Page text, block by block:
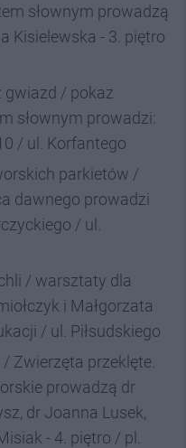
słownym prowadzą
Kisielewska - 3. piętro
gwiazd / pokaz
słownym prowadzi:
/ ul. Korfantego
parkietów /
dawnego prowadzi
/ ul.
/ warsztaty dla
i Małgorzata
/ ul. Piłsudskiego
Zwierzęta przeklęte.
prowadzą dr
dr Joanna Lusek,
- 4. piętro / pl.